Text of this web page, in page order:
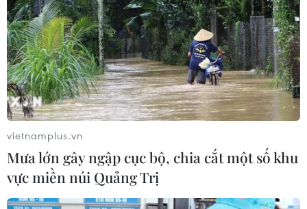
vietnamplus.vn
Mưa lớn gây ngập cục bộ, chia cắt một số khu
vực miền núi Quảng Trị